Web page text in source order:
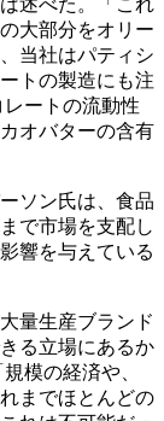
大部分をオリー
当社はパティシ
トの製造にも注
ートの流動性
オバターの含有
ソン氏は、食品
で市場を支配し
響を与えている
量生産ブランド
る立場にあるか
規模の経済や、
までほとんどの